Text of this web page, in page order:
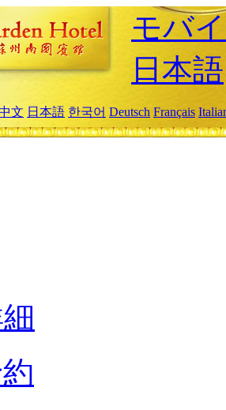
モバ
日本語
文 日本語 한국어 Deutsch Français